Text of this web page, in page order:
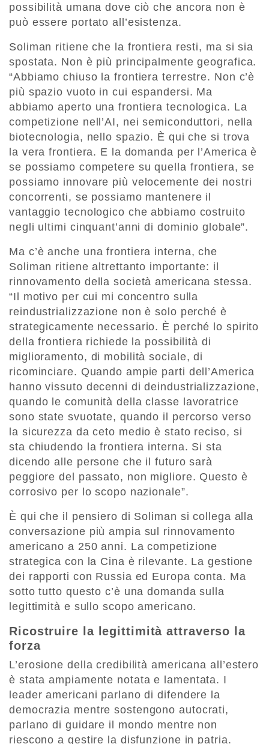
possibilità umana dove ciò che ancora non è
può essere portato all’esistenza.
Soliman ritiene che la frontiera resti, ma si sia
spostata. Non è più principalmente geografica.
“Abbiamo chiuso la frontiera terrestre. Non c’è
più spazio vuoto in cui espandersi. Ma
abbiamo aperto una frontiera tecnologica. La
competizione nell’AI, nei semiconduttori, nella
biotecnologia, nello spazio. È qui che si trova
la vera frontiera. E la domanda per l’America è
se possiamo competere su quella frontiera, se
possiamo innovare più velocemente dei nostri
concorrenti, se possiamo mantenere il
vantaggio tecnologico che abbiamo costruito
negli ultimi cinquant’anni di dominio globale”.
Ma c’è anche una frontiera interna, che
Soliman ritiene altrettanto importante: il
rinnovamento della società americana stessa.
“Il motivo per cui mi concentro sulla
reindustrializzazione non è solo perché è
strategicamente necessario. È perché lo spirito
della frontiera richiede la possibilità di
miglioramento, di mobilità sociale, di
ricominciare. Quando ampie parti dell’America
hanno vissuto decenni di deindustrializzazione,
quando le comunità della classe lavoratrice
sono state svuotate, quando il percorso verso
la sicurezza da ceto medio è stato reciso, si
sta chiudendo la frontiera interna. Si sta
dicendo alle persone che il futuro sarà
peggiore del passato, non migliore. Questo è
corrosivo per lo scopo nazionale”.
È qui che il pensiero di Soliman si collega alla
conversazione più ampia sul rinnovamento
americano a 250 anni. La competizione
strategica con la Cina è rilevante. La gestione
dei rapporti con Russia ed Europa conta. Ma
sotto tutto questo c’è una domanda sulla
legittimità e sullo scopo americano.
Ricostruire la legittimità attraverso la
forza
L’erosione della credibilità americana all’estero
è stata ampiamente notata e lamentata. I
leader americani parlano di difendere la
democrazia mentre sostengono autocrati,
parlano di guidare il mondo mentre non
riescono a gestire la disfunzione in patria.